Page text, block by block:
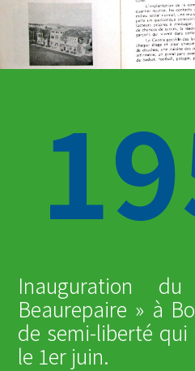
Inauguration
Beaurepaire » à
de semi-liberté
le 1er juin.